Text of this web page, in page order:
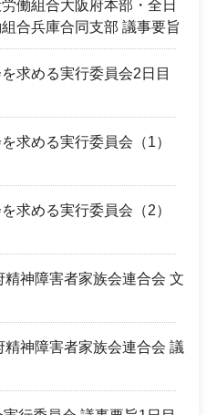
働組合大阪府本部・全日
合兵庫合同支部 議事要旨
求める実行委員会2日目
求める実行委員会（1）
求める実行委員会（2）
神障害者家族会連合会 文
神障害者家族会連合会 議